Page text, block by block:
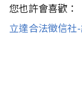
您也許會喜歡：
立達合法徵信社